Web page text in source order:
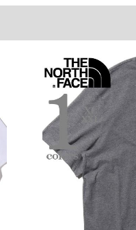
ります。お取り扱い前に
違い、店舗からのお取り
ようなことがない様最大
予めご了承ください。
円以上の品が対象。
ひもが付いている、極